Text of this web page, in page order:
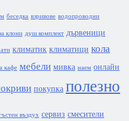
беседка взривове водопроводни
клони душ комплект дървеници
климатик климатици кола
кафе мебели мивка наем онлайн
покупка полезно
въздух сервиз смесители